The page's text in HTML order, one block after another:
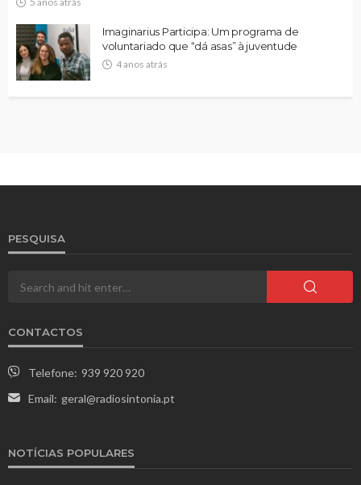
Imaginarius Participa: Um programa de
voluntariado que “dá asas” à juventude
4 anos atrás
PESQUISA
CONTACTOS
Telefone: 939 920 920
Email: geral@radiosintonia.pt
NOTÍCIAS POPULARES